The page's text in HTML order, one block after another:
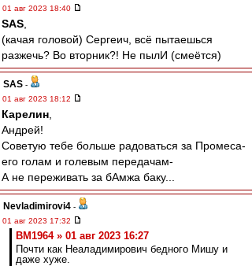
01 авг 2023 18:40
SAS
(качая головой) Сергеич, всё пытаешься
разжечь? Во вторник?! Не пылИ (смеётся)
SAS -
01 авг 2023 18:12
Карелин
Андрей!
Советую тебе больше радоваться за Промеса-
его голам и голевым передачам-
А не переживать за бАмжа баку...
Nevladimirovi4 -
01 авг 2023 17:32
BM1964 » 01 авг 2023 16:27
Почти как Неаладимирович бедного Мишу и
даже хуже.